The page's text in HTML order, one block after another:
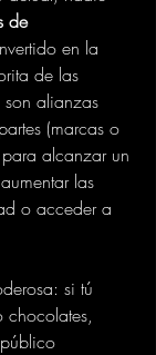
de
en la
de las
son alianzas
(marcas o
alcanzar un
las
o acceder a
si tú
chocolates,